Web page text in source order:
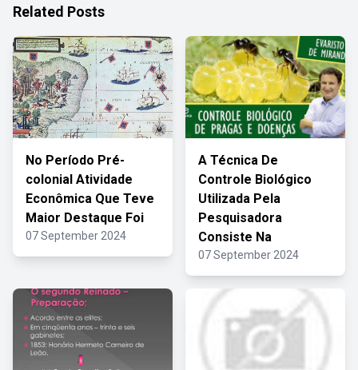
Related Posts
No Período Pré-
colonial Atividade
Econômica Que Teve
Maior Destaque Foi
07 September 2024
A Técnica De
Controle Biológico
Utilizada Pela
Pesquisadora
Consiste Na
07 September 2024